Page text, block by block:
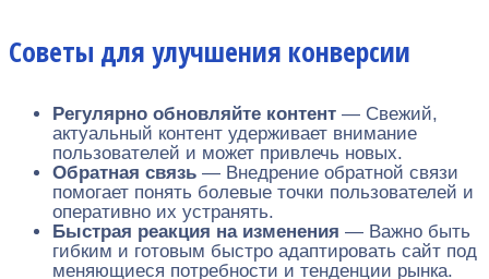
Советы для улучшения конверсии
Регулярно обновляйте контент — Свежий,
актуальный контент удерживает внимание
пользователей и может привлечь новых.
Обратная связь — Внедрение обратной связи
помогает понять болевые точки пользователей и
оперативно их устранять.
Быстрая реакция на изменения — Важно быть
гибким и готовым быстро адаптировать сайт под
меняющиеся потребности и тенденции рынка.